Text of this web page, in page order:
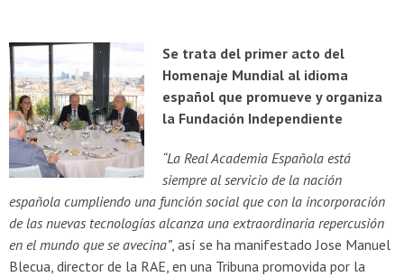
Se trata del primer acto del
Homenaje Mundial al idioma
español que promueve y organiza
la Fundación Independiente
“La Real Academia Española está
siempre al servicio de la nación
española cumpliendo una función social que con la incorporación
de las nuevas tecnologías alcanza una extraordinaria repercusión
en el mundo que se avecina”, así se ha manifestado Jose Manuel
Blecua, director de la RAE, en una Tribuna promovida por la